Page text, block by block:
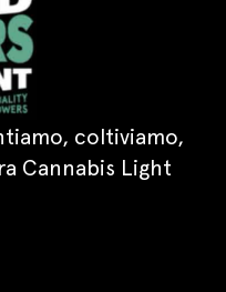
coltiviamo,
Cannabis Light